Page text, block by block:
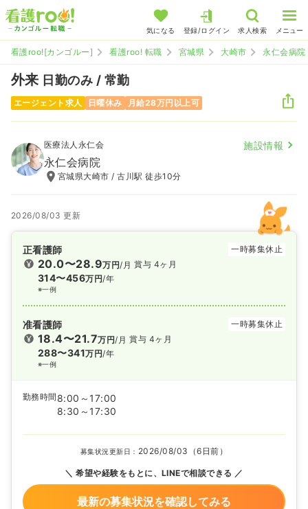
気になる 登録/ログイン 求人検索 メニュー
看護roo![カンゴルー] 看護roo! 転職 宮城県 大崎市 永仁会病院
外来 日勤のみ / 常勤
エージェント求人 日曜休み 月給28万円以上可
医療法人永仁会 施設情報
永仁会病院
宮城県大崎市 / 古川駅 徒歩10分
2026/08/03 更新
正看護師 一時募集休止
20.0〜28.9万円/月
314〜456万円/年
※一例
賞与 4ヶ月
准看護師 一時募集休止
18.4〜21.7万円/月
288〜341万円/年
※一例
賞与 4ヶ月
勤務時間 8:00～17:00
8:30～17:30
募集状況更新日： 2026/08/03（6日前）
希望や経験をもとに、LINEで相談できる
最新の募集状況を確認してみる